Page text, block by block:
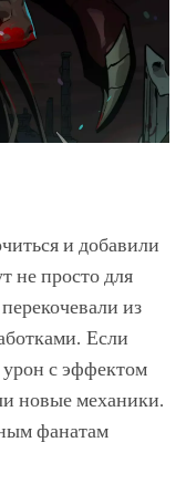
и добавили
не просто для
из
Если
с эффектом
новые механики.
фанатам